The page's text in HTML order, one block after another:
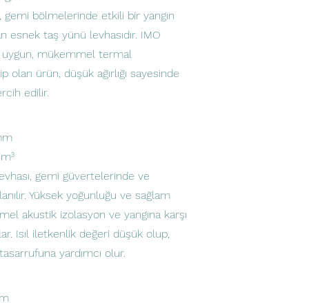
gemi bölmelerinde etkili bir yangın
esnek taş yünü levhasıdır. IMO
mükemmel termal
olan ürün, düşük ağırlığı sayesinde
edilir.
gemi güvertelerinde ve
Yüksek yoğunluğu ve sağlam
akustik izolasyon ve yangına karşı
Isıl iletkenlik değeri düşük olup,
yardımcı olur.